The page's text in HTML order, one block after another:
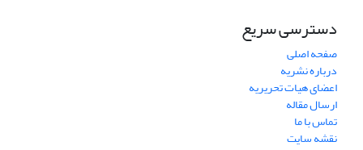
دسترسی سریع
صفحه اصلی
درباره نشریه
اعضای هیات تحریریه
ارسال مقاله
تماس با ما
نقشه سایت